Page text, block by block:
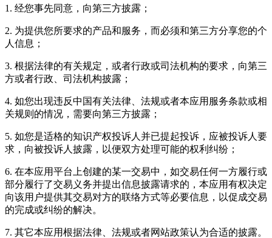
1. 经您事先同意，向第三方披露；
2. 为提供您所要求的产品和服务，而必须和第三方分享您的个
人信息；
3. 根据法律的有关规定，或者行政或司法机构的要求，向第三
方或者行政、司法机构披露；
4. 如您出现违反中国有关法律、法规或者本应用服务条款或相
关规则的情况，需要向第三方披露；
5. 如您是适格的知识产权投诉人并已提起投诉，应被投诉人要
求，向被投诉人披露，以便双方处理可能的权利纠纷；
6. 在本应用平台上创建的某一交易中，如交易任何一方履行或
部分履行了交易义务并提出信息披露请求的，本应用有权决定
向该用户提供其交易对方的联络方式等必要信息，以促成交易
的完成或纠纷的解决。
7. 其它本应用根据法律、法规或者网站政策认为合适的披露。